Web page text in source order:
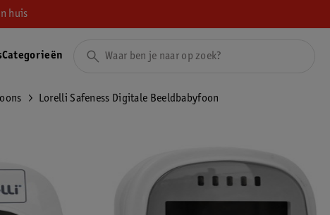
huis
Categorieën
Lorelli Safeness Digitale Beeldbabyfoon